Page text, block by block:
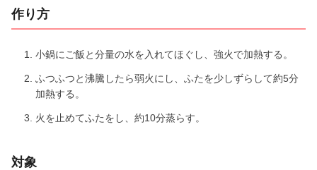
作り方
小鍋にご飯と分量の水を入れてほぐし、強火で加熱する。
ふつふつと沸騰したら弱火にし、ふたを少しずらして約5分
加熱する。
火を止めてふたをし、約10分蒸らす。
対象